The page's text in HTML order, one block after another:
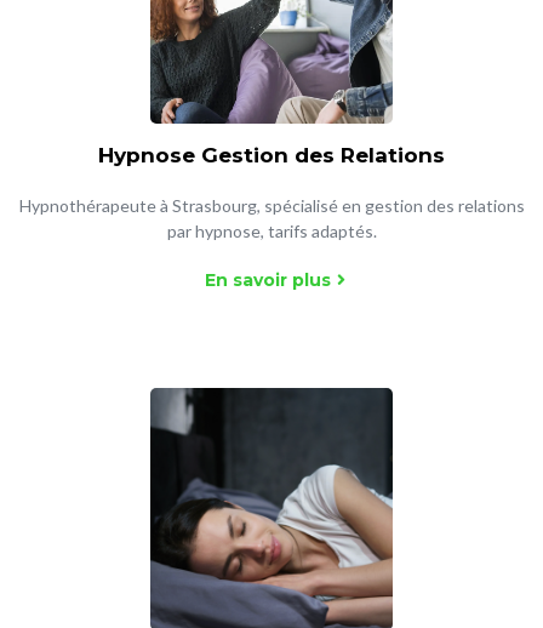
Hypnose Gestion des Relations
Hypnothérapeute à Strasbourg, spécialisé en gestion des relations
par hypnose, tarifs adaptés.
En savoir plus